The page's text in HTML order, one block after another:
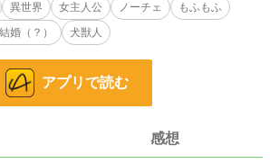
しいもふもふを眺めていられるだけでも充分だ、と
人辺境伯×もふもふ大好き令嬢のすれ違い溺愛ラブ
素はありません。
が付きます。
異世界 女主人公 ノーチェ
もふもふ
婚（？） 犬獣人
アプリで読む
感想